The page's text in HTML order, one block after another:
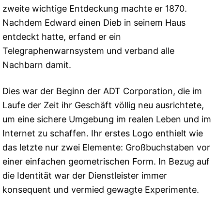
zweite wichtige Entdeckung machte er 1870.
Nachdem Edward einen Dieb in seinem Haus
entdeckt hatte, erfand er ein
Telegraphenwarnsystem und verband alle
Nachbarn damit.
Dies war der Beginn der ADT Corporation, die im
Laufe der Zeit ihr Geschäft völlig neu ausrichtete,
um eine sichere Umgebung im realen Leben und im
Internet zu schaffen. Ihr erstes Logo enthielt wie
das letzte nur zwei Elemente: Großbuchstaben vor
einer einfachen geometrischen Form. In Bezug auf
die Identität war der Dienstleister immer
konsequent und vermied gewagte Experimente.